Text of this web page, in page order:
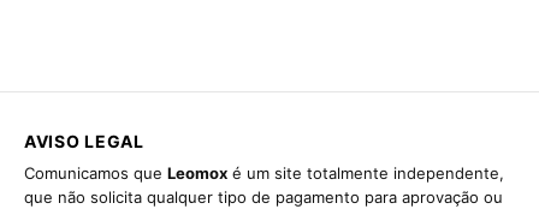
AVISO LEGAL
Comunicamos que Leomox é um site totalmente independente,
que não solicita qualquer tipo de pagamento para aprovação ou